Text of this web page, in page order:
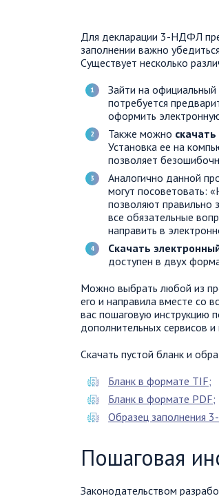
Для декларации 3-НДФЛ
заполнении важно
Существует несколько
Зайти на
потребуется
оформить
Также можно
Установка ее на
позволяет
Аналогично данной
могут посоветовать:
позволяют правильно
все обязательные
направить в
Скачать
доступен в двух
Можно выбрать любой из
его и направила вместе со
вас пошаговую
дополнительных сервисов и
Скачать пустой бланк и
Бланк в формате TIF;
Бланк в формате PDF;
Образец заполнения
Пошаговая
Законодательством